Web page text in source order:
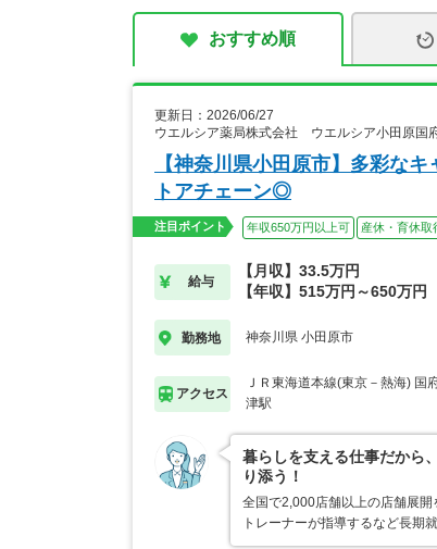
おすすめ順
更新日：2026/06/27
ウエルシア薬局株式会社 ウエルシア小田原国
【神奈川県小田原市】多彩な
トアチェーン◎
注目ポイント 年収650万円以上可 産休・育休取
給与
【月収】33.5万円
【年収】515万円～650万円
勤務地 神奈川県 小田原市
アクセス
ＪＲ東海道本線(東京－熱海) 国
津駅
暮らしを支える仕事だから
り添う！
全国で2,000店舗以上の店舗展開
トレーナーが指導するなど長期